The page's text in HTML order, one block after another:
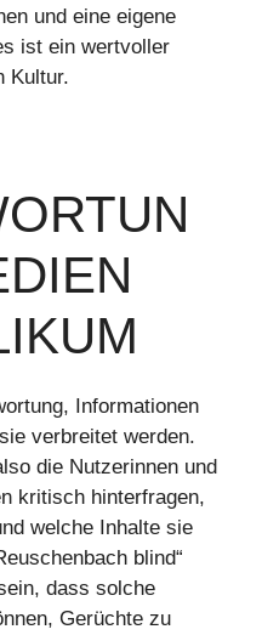
und eine eigene
ist ein wertvoller
Kultur.
Informationen
verbreitet werden.
die Nutzerinnen und
kritisch hinterfragen,
welche Inhalte sie
blind“
dass solche
Gerüchte zu